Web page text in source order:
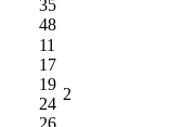
35
48
11
17
19
24
26
2